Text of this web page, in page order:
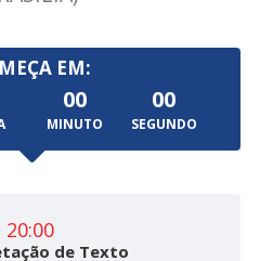
EM:
00
MINUTO
00
SEGUNDO
20:00
de Texto